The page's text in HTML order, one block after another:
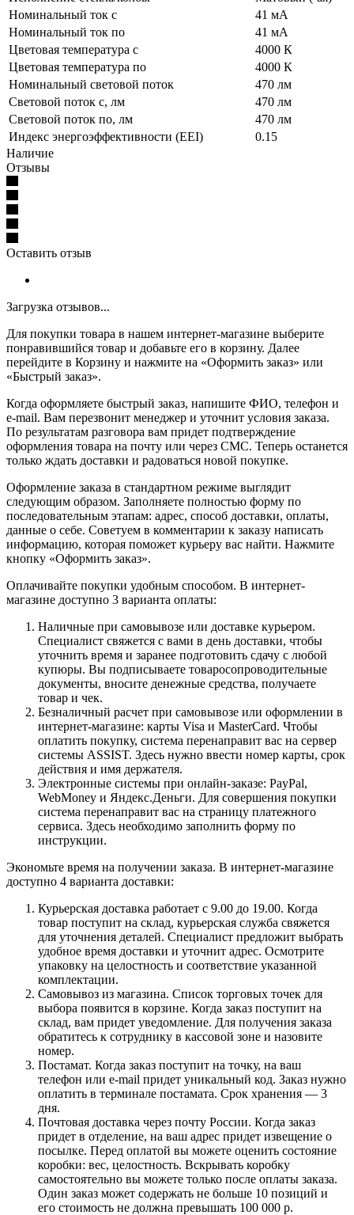
Номинальный ток с
41 мА
Номинальный ток по
41 мА
Цветовая температура с
4000 К
Цветовая температура по
4000 К
Номинальный световой поток
470 лм
Световой поток с, лм
470 лм
Световой поток по, лм
470 лм
Индекс энергоэффективности (EEI)
0.15
Наличие
Отзывы
Оставить отзыв
Загрузка отзывов...
Для покупки товара в нашем интернет-магазине выберите
понравившийся товар и добавьте его в корзину. Далее
перейдите в Корзину и нажмите на «Оформить заказ» или
«Быстрый заказ».
Когда оформляете быстрый заказ, напишите ФИО, телефон и
e-mail. Вам перезвонит менеджер и уточнит условия заказа.
По результатам разговора вам придет подтверждение
оформления товара на почту или через СМС. Теперь останется
только ждать доставки и радоваться новой покупке.
Оформление заказа в стандартном режиме выглядит
следующим образом. Заполняете полностью форму по
последовательным этапам: адрес, способ доставки, оплаты,
данные о себе. Советуем в комментарии к заказу написать
информацию, которая поможет курьеру вас найти. Нажмите
кнопку «Оформить заказ».
Оплачивайте покупки удобным способом. В интернет-
магазине доступно 3 варианта оплаты:
Наличные при самовывозе или доставке курьером.
Специалист свяжется с вами в день доставки, чтобы
уточнить время и заранее подготовить сдачу с любой
купюры. Вы подписываете товаросопроводительные
документы, вносите денежные средства, получаете
товар и чек.
Безналичный расчет при самовывозе или оформлении в
интернет-магазине: карты Visa и MasterCard. Чтобы
оплатить покупку, система перенаправит вас на сервер
системы ASSIST. Здесь нужно ввести номер карты, срок
действия и имя держателя.
Электронные системы при онлайн-заказе: PayPal,
WebMoney и Яндекс.Деньги. Для совершения покупки
система перенаправит вас на страницу платежного
сервиса. Здесь необходимо заполнить форму по
инструкции.
Экономьте время на получении заказа. В интернет-магазине
доступно 4 варианта доставки:
Курьерская доставка работает с 9.00 до 19.00. Когда
товар поступит на склад, курьерская служба свяжется
для уточнения деталей. Специалист предложит выбрать
удобное время доставки и уточнит адрес. Осмотрите
упаковку на целостность и соответствие указанной
комплектации.
Самовывоз из магазина. Список торговых точек для
выбора появится в корзине. Когда заказ поступит на
склад, вам придет уведомление. Для получения заказа
обратитесь к сотруднику в кассовой зоне и назовите
номер.
Постамат. Когда заказ поступит на точку, на ваш
телефон или e-mail придет уникальный код. Заказ нужно
оплатить в терминале постамата. Срок хранения — 3
дня.
Почтовая доставка через почту России. Когда заказ
придет в отделение, на ваш адрес придет извещение о
посылке. Перед оплатой вы можете оценить состояние
коробки: вес, целостность. Вскрывать коробку
самостоятельно вы можете только после оплаты заказа.
Один заказ может содержать не больше 10 позиций и
его стоимость не должна превышать 100 000 р.